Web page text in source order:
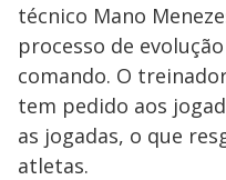
técnico Mano
processo de
comando. O
tem pedido aos
as jogadas, o que
atletas.